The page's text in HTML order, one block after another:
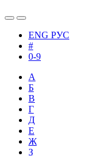
ENG РУС
#
0-9
А
Б
В
Г
Д
Е
Ж
З